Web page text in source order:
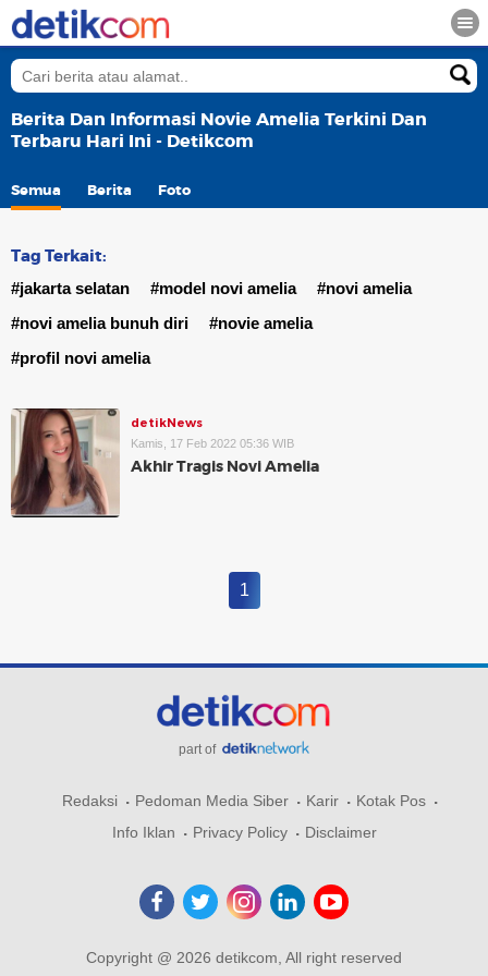
Berita Dan Informasi Novie Amelia Terkini Dan
Terbaru Hari Ini - Detikcom
Semua Berita Foto
Tag Terkait:
#jakarta selatan #model novi amelia
#novi amelia
#novi amelia bunuh diri
#novie amelia
#profil novi amelia
detikNews
Kamis, 17 Feb 2022 05:36 WIB
Akhir Tragis Novi Amelia
1
part of
Redaksi Pedoman Media Siber Karir
Kotak Pos
Info Iklan
Privacy Policy Disclaimer
Copyright @ 2026 detikcom, All right reserved